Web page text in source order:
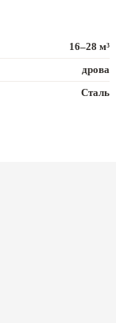
16–28 м³
дрова
Сталь